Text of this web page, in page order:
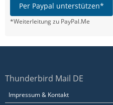
Per Paypal unterstützen*
*Weiterleitung zu PayPal.Me
Thunderbird Mail DE
Impressum & Kontakt